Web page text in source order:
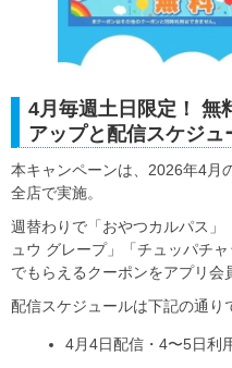
4月毎週土日限定！ 無
アップと配信スケジュ
本キャンペーンは、2026年4月
全店で実施。
週替わりで「おやつカルパス」
ュウ グレープ」「チュッパチ
でもらえるクーポンをアプリ会
配信スケジュールは下記の通り
4月4日配信・4〜5日利